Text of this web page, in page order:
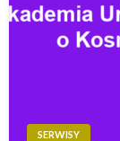
SERWISY